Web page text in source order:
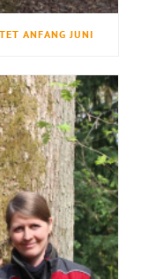
ANFANG JUNI